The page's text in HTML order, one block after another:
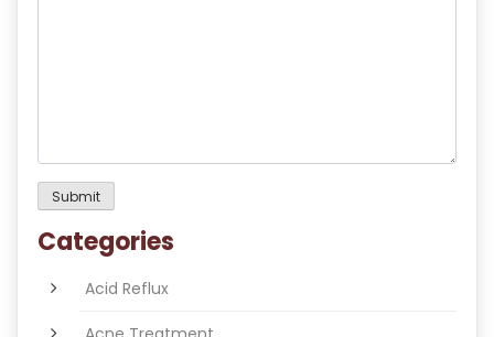
Categories
Acid Reflux